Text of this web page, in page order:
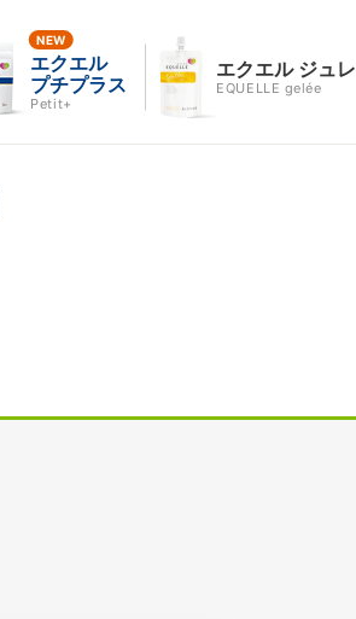
エクエル
プチプラス
Petit+
エクエル ジュレ
EQUELLE gelée